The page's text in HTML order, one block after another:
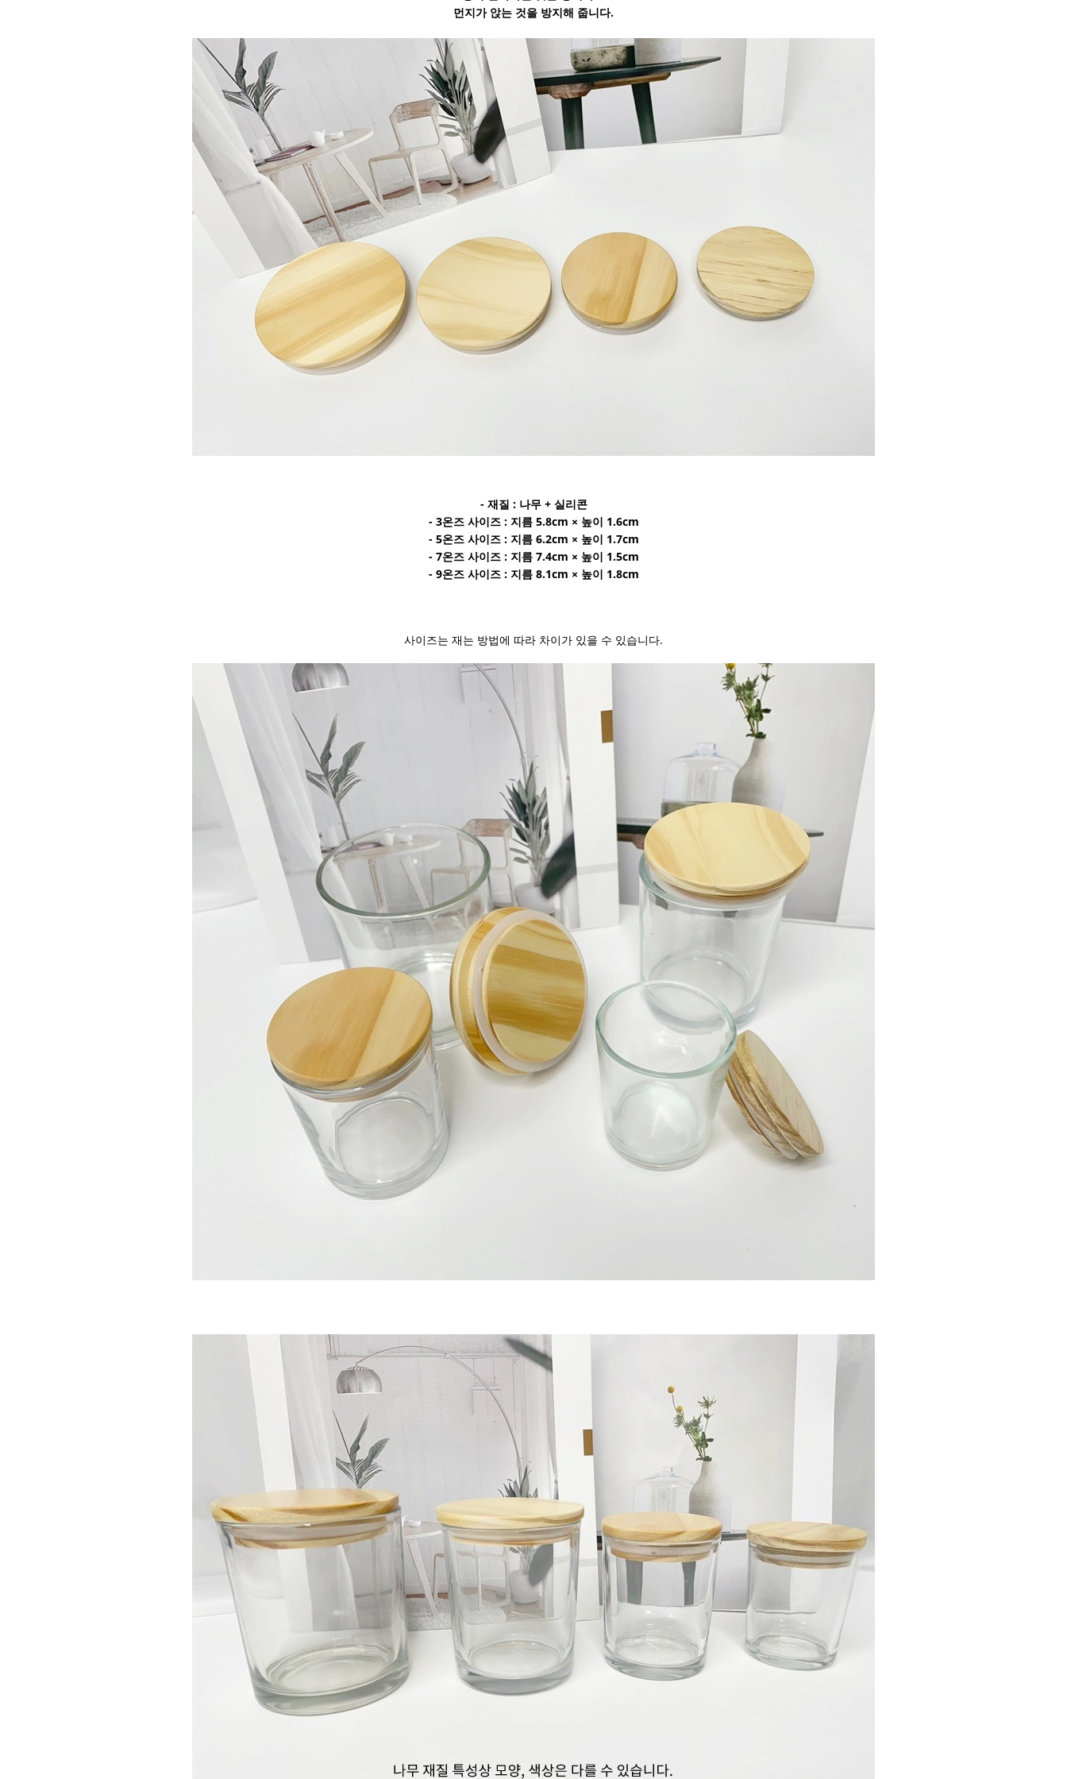
먼지가 앉는 것을 방지해 줍니다.
- 재질 : 나무 + 실리콘
- 3온즈 사이즈 : 지름 5.8cm × 높이 1.6cm
- 5온즈 사이즈 : 지름 6.2cm × 높이 1.7cm
- 7온즈 사이즈 : 지름 7.4cm × 높이 1.5cm
- 9온즈 사이즈 : 지름 8.1cm × 높이 1.8cm
사이즈는 재는 방법에 따라 차이가 있을 수 있습니다.